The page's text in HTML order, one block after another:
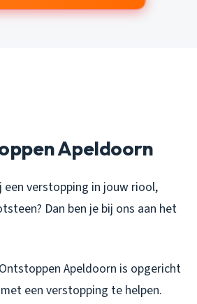
Apeldoorn
een verstopping in jouw riool,
Dan ben je bij ons aan het
Apeldoorn is opgericht
een verstopping te helpen.